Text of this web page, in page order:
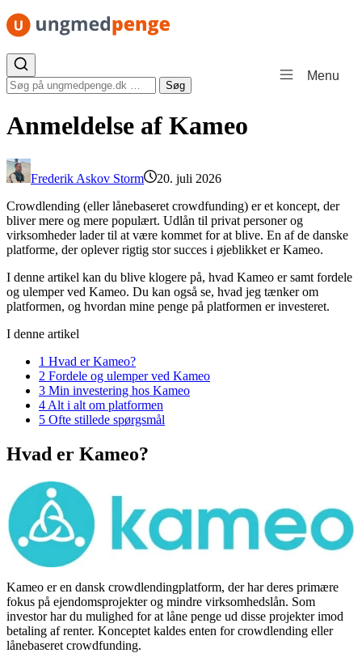
Spring til indhold
Menu
Søg efter: Søg
Anmeldelse af Kameo
Frederik Askov Storm
20. juli 2026
Crowdlending (eller lånebaseret crowdfunding) er et koncept, der
bliver mere og mere populært. Udlån til privat personer og
virksomheder lader til at være kommet for at blive. En af de danske
platforme, der oplever rigtig stor succes i øjeblikket er Kameo.
I denne artikel kan du blive klogere på, hvad Kameo er samt fordele
og ulemper ved Kameo. Du kan også se, hvad jeg tænker om
platformen, og hvordan mine penge på platformen er investeret.
I denne artikel
1 Hvad er Kameo?
2 Fordele og ulemper ved Kameo
3 Min investering hos Kameo
4 Alt i alt om platformen
5 Ofte stillede spørgsmål
Hvad er Kameo?
Kameo er en dansk crowdlendingplatform, der har deres primære
fokus på ejendomsprojekter og mindre virksomhedslån. Som
investor har du mulighed for at låne penge ud disse projekter imod
betaling af renter. Konceptet kaldes enten for crowdlending eller
lånebaseret crowdfunding.